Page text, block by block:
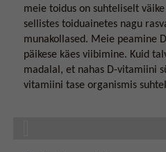
meie toidus on suhteliselt
sellistes toiduainetes nagu
munakollased. Meie peamine
päikese käes viibimine. Kuid
madalal, et nahas D-vitamiini
vitamiini tase organismis